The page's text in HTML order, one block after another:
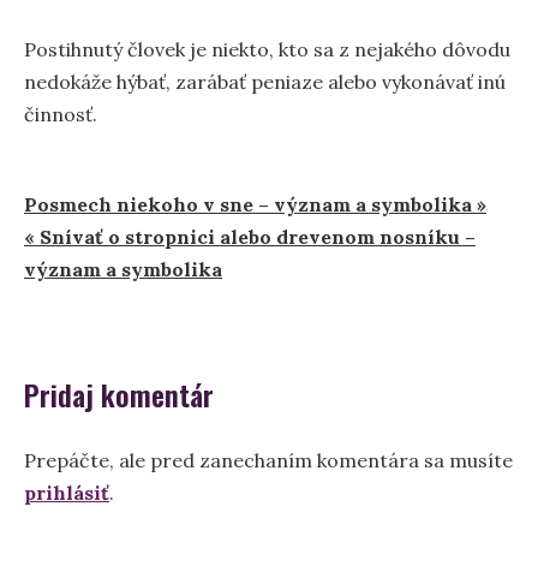
Postihnutý človek je niekto, kto sa z nejakého dôvodu
nedokáže hýbať, zarábať peniaze alebo vykonávať inú
činnosť.
Navigácia
v
Posmech niekoho v sne – význam a symbolika »
« Snívať o stropnici alebo drevenom nosníku –
význam a symbolika
Pridaj komentár
Prepáčte, ale pred zanechaním komentára sa musíte
prihlásiť.